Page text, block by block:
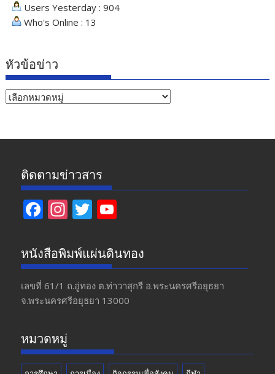
Users Yesterday : 904
Who's Online : 13
หัวข้อข่าว
หัวข้อ
ติดตามข่าวสาร
F
e
b
o
o
In
a
gr
a
m
T
itt
er
u
T
u
b
หนังสือพิมพ์แผ่นดินทอง
เลขที่ 61/1 ถ.อู่ทอง​ ต.​ท่าวาสุกรี​ อ.พระนครศรีอยุธยา​
จ.พระนครศรีอยุธยา 13000
หมวดหมู่